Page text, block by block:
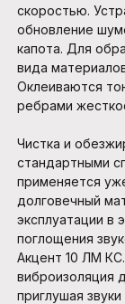
скоростью.
обновление
капота. Для
вида
Оклеиваются
ребрами
Чистка и
стандартными
применяется
долговечный
эксплуатации в
поглощения
Акцент 10 ЛМ
виброизоляция
приглушая звуки